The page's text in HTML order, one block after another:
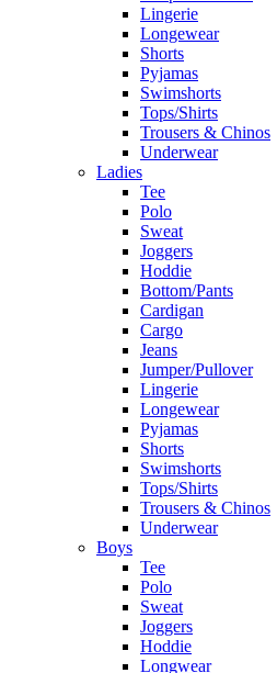
Lingerie
Longewear
Shorts
Pyjamas
Swimshorts
Tops/Shirts
Trousers & Chinos
Underwear
Ladies
Tee
Polo
Sweat
Joggers
Hoddie
Bottom/Pants
Cardigan
Cargo
Jeans
Jumper/Pullover
Lingerie
Longewear
Pyjamas
Shorts
Swimshorts
Tops/Shirts
Trousers & Chinos
Underwear
Boys
Tee
Polo
Sweat
Joggers
Hoddie
Longwear